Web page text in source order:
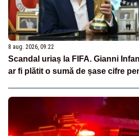
8 aug. 2026, 09:22
Scandal uriaș la FIFA. Gianni
ar fi plătit o sumă de șase cifre